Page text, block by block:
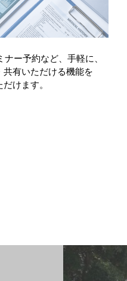
よって克
の成績も
のまま
が生まれ
。
を得ない時期もありました。
性を考
ー予約など、手軽に、
有いただける機能を
けます。